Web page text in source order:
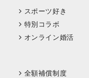
スポーツ好き
特別コラボ
オンライン婚活
全額補償制度